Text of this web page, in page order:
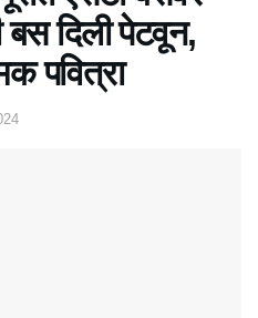
दिली पेटवून,
पवित्रा